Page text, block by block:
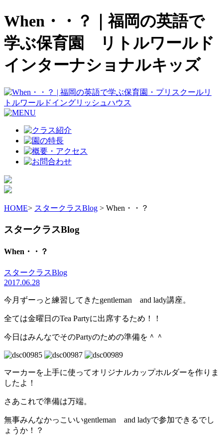
When・・？｜福岡の英語で
学ぶ保育園 リトルワールド
インターナショナルキッズ
HOME> スタークラスBlog > When・・？
スタークラスBlog
When・・？
スタークラスBlog
2017.06.28
今月ずーっと練習してきたgentleman and lady講座。
全ては金曜日のTea Partyに出席するため！！
今日はみんなでそのPartyのための準備を＾＾
マーカーを上手に使ってオリジナルカップホルダーを作りま
したよ！
さあこれで準備は万端。
無事みんなかっこいいgentleman and ladyで参加できるでし
ょうか！？